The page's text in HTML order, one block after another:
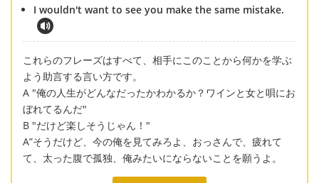
I wouldn't want to see you make the same mistake.
これらのフレーズはすべて、相手にこのことから何かを学ぶ
よう助言する言い方です。
A "俺の人生がどんなだったかわかるか？ワインと女と唄にお
ぼれてるんだ"
B "だけど楽しそうじゃん！"
A”そうだけど、今の俺を見てみろよ、おっさんで、疲れて
て、太った腹で孤独、俺みたいにならないことを願うよ。